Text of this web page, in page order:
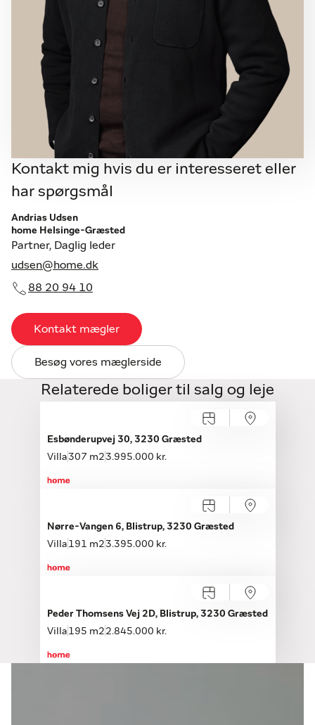
Kontakt mig hvis du er interesseret eller
har spørgsmål
Andrias Udsen
home Helsinge-Græsted
Partner, Daglig leder
udsen@home.dk
88 20 94 10
Kontakt mægler
Besøg vores mæglerside
Relaterede boliger til salg og leje
Esbønderupvej 30, 3230 Græsted
Villa 307 m2 3.995.000 kr.
Søndag 09.08, kl. 10.00-16.00
Nørre-Vangen 6, Blistrup, 3230 Græsted
Villa 191 m2 3.395.000 kr.
Peder Thomsens Vej 2D, Blistrup, 3230 Græsted
Villa 195 m2 2.845.000 kr.